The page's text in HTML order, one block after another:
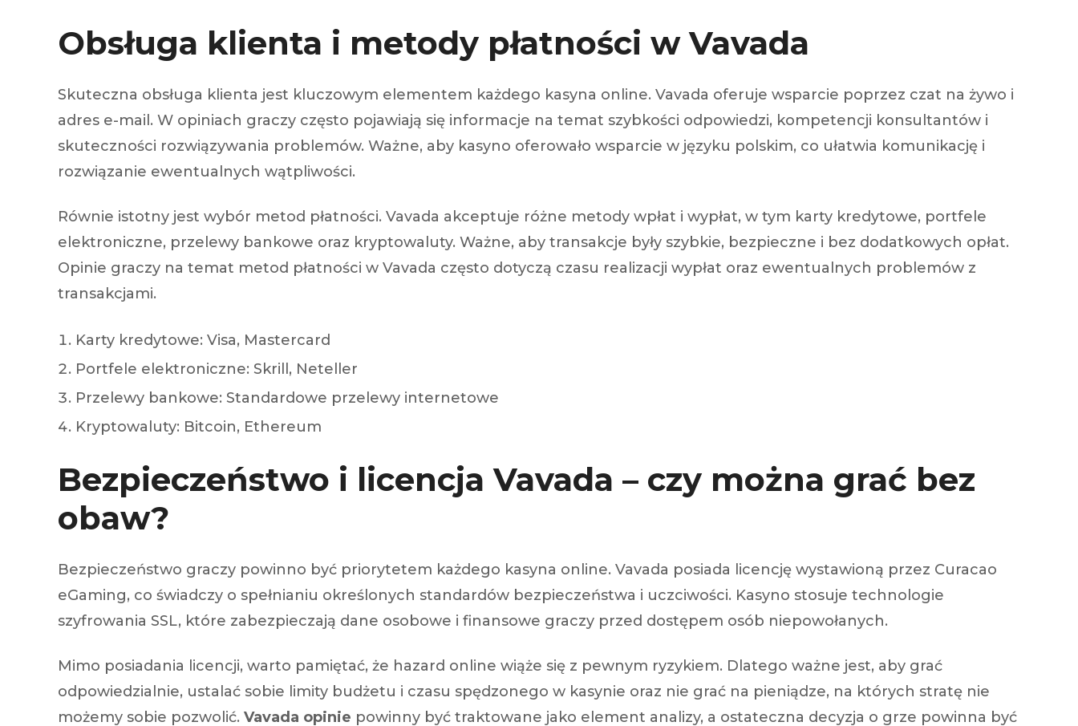
Obsługa klienta i metody płatności w Vavada
Skuteczna obsługa klienta jest kluczowym elementem każdego kasyna online. Vavada oferuje wsparcie poprzez czat na żywo i
adres e-mail. W opiniach graczy często pojawiają się informacje na temat szybkości odpowiedzi, kompetencji konsultantów i
skuteczności rozwiązywania problemów. Ważne, aby kasyno oferowało wsparcie w języku polskim, co ułatwia komunikację i
rozwiązanie ewentualnych wątpliwości.
Równie istotny jest wybór metod płatności. Vavada akceptuje różne metody wpłat i wypłat, w tym karty kredytowe, portfele
elektroniczne, przelewy bankowe oraz kryptowaluty. Ważne, aby transakcje były szybkie, bezpieczne i bez dodatkowych opłat.
Opinie graczy na temat metod płatności w Vavada często dotyczą czasu realizacji wypłat oraz ewentualnych problemów z
transakcjami.
Karty kredytowe: Visa, Mastercard
Portfele elektroniczne: Skrill, Neteller
Przelewy bankowe: Standardowe przelewy internetowe
Kryptowaluty: Bitcoin, Ethereum
Bezpieczeństwo i licencja Vavada – czy można grać bez
obaw?
Bezpieczeństwo graczy powinno być priorytetem każdego kasyna online. Vavada posiada licencję wystawioną przez Curacao
eGaming, co świadczy o spełnianiu określonych standardów bezpieczeństwa i uczciwości. Kasyno stosuje technologie
szyfrowania SSL, które zabezpieczają dane osobowe i finansowe graczy przed dostępem osób niepowołanych.
Mimo posiadania licencji, warto pamiętać, że hazard online wiąże się z pewnym ryzykiem. Dlatego ważne jest, aby grać
odpowiedzialnie, ustalać sobie limity budżetu i czasu spędzonego w kasynie oraz nie grać na pieniądze, na których stratę nie
możemy sobie pozwolić. Vavada opinie powinny być traktowane jako element analizy, a ostateczna decyzja o grze powinna być